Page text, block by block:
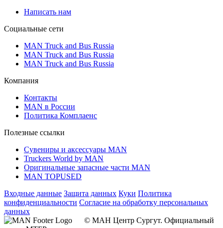
Написать нам
Социальные сети
MAN Truck and Bus Russia
MAN Truck and Bus Russia
MAN Truck and Bus Russia
Компания
Контакты
MAN в России
Политика Комплаенс
Полезные ссылки
Сувениры и аксессуары MAN
Truckers World by MAN
Оригинальные запасные части MAN
MAN TOPUSED
Входные данные Защита данных Куки Политика
конфиденциальности Согласие на обработку персональных
данных
© МАН Центр Сургут. Официальный